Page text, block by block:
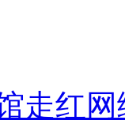
走红网